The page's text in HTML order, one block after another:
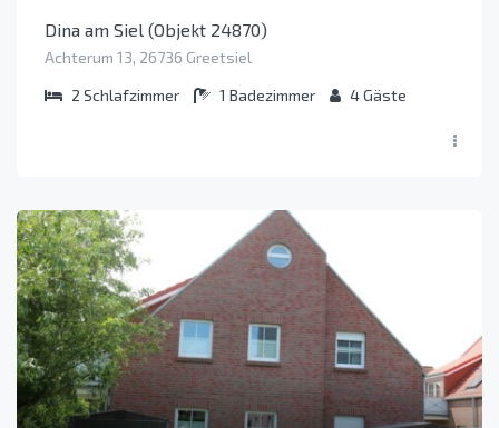
Dina am Siel (Objekt 24870)
Achterum 13, 26736 Greetsiel
2 Schlafzimmer 1 Badezimmer 4Gäste